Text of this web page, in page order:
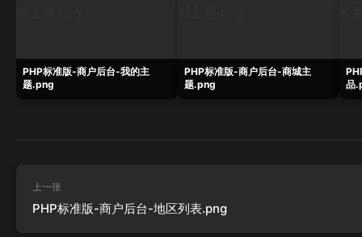
PHP标准版-商户后台-我的主
题.png
PHP标准版-商户后台-商城主
题.png
品
上一张
PHP标准版-商户后台-地区列表.png